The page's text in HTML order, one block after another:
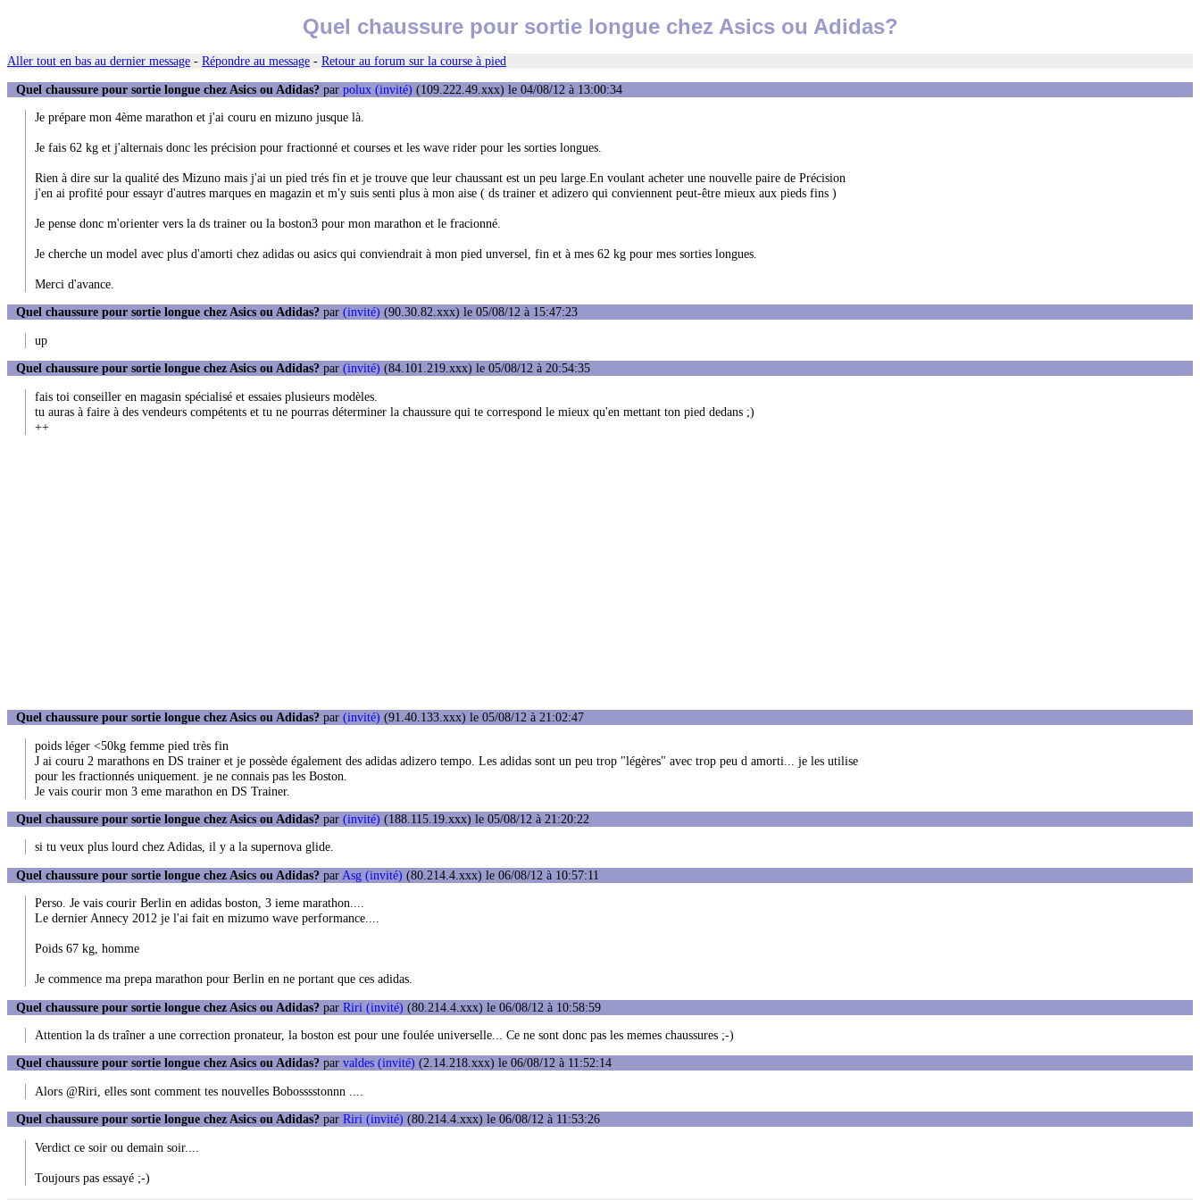
Quel chaussure pour sortie longue chez Asics ou Adidas?
Aller tout en bas au dernier message - Répondre au message - Retour au forum sur la course à pied
Quel chaussure pour sortie longue chez Asics ou Adidas? par polux (invité) (109.222.49.xxx) le 04/08/12 à 13:00:34
Je prépare mon 4ème marathon et j'ai couru en mizuno jusque là.
Je fais 62 kg et j'alternais donc les précision pour fractionné et courses et les wave rider pour les sorties longues.
Rien à dire sur la qualité des Mizuno mais j'ai un pied trés fin et je trouve que leur chaussant est un peu large.En voulant acheter une nouvelle paire de Précision
j'en ai profité pour essayr d'autres marques en magazin et m'y suis senti plus à mon aise ( ds trainer et adizero qui conviennent peut-être mieux aux pieds fins )
Je pense donc m'orienter vers la ds trainer ou la boston3 pour mon marathon et le fracionné.
Je cherche un model avec plus d'amorti chez adidas ou asics qui conviendrait à mon pied unversel, fin et à mes 62 kg pour mes sorties longues.
Merci d'avance.
Quel chaussure pour sortie longue chez Asics ou Adidas? par (invité) (90.30.82.xxx) le 05/08/12 à 15:47:23
up
Quel chaussure pour sortie longue chez Asics ou Adidas? par (invité) (84.101.219.xxx) le 05/08/12 à 20:54:35
fais toi conseiller en magasin spécialisé et essaies plusieurs modèles.
tu auras à faire à des vendeurs compétents et tu ne pourras déterminer la chaussure qui te correspond le mieux qu'en mettant ton pied dedans ;)
++
Quel chaussure pour sortie longue chez Asics ou Adidas? par (invité) (91.40.133.xxx) le 05/08/12 à 21:02:47
poids léger <50kg femme pied très fin
J ai couru 2 marathons en DS trainer et je possède également des adidas adizero tempo. Les adidas sont un peu trop "légères" avec trop peu d amorti... je les utilise
pour les fractionnés uniquement. je ne connais pas les Boston.
Je vais courir mon 3 eme marathon en DS Trainer.
Quel chaussure pour sortie longue chez Asics ou Adidas? par (invité) (188.115.19.xxx) le 05/08/12 à 21:20:22
si tu veux plus lourd chez Adidas, il y a la supernova glide.
Quel chaussure pour sortie longue chez Asics ou Adidas? par Asg (invité) (80.214.4.xxx) le 06/08/12 à 10:57:11
Perso. Je vais courir Berlin en adidas boston, 3 ieme marathon....
Le dernier Annecy 2012 je l'ai fait en mizumo wave performance....
Poids 67 kg, homme
Je commence ma prepa marathon pour Berlin en ne portant que ces adidas.
Quel chaussure pour sortie longue chez Asics ou Adidas? par Riri (invité) (80.214.4.xxx) le 06/08/12 à 10:58:59
Attention la ds traîner a une correction pronateur, la boston est pour une foulée universelle... Ce ne sont donc pas les memes chaussures ;-)
Quel chaussure pour sortie longue chez Asics ou Adidas? par valdes (invité) (2.14.218.xxx) le 06/08/12 à 11:52:14
Alors @Riri, elles sont comment tes nouvelles Bobosssstonnn ....
Quel chaussure pour sortie longue chez Asics ou Adidas? par Riri (invité) (80.214.4.xxx) le 06/08/12 à 11:53:26
Verdict ce soir ou demain soir....
Toujours pas essayé ;-)